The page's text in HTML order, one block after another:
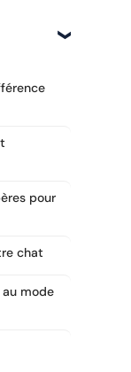
pour
chat
au mode